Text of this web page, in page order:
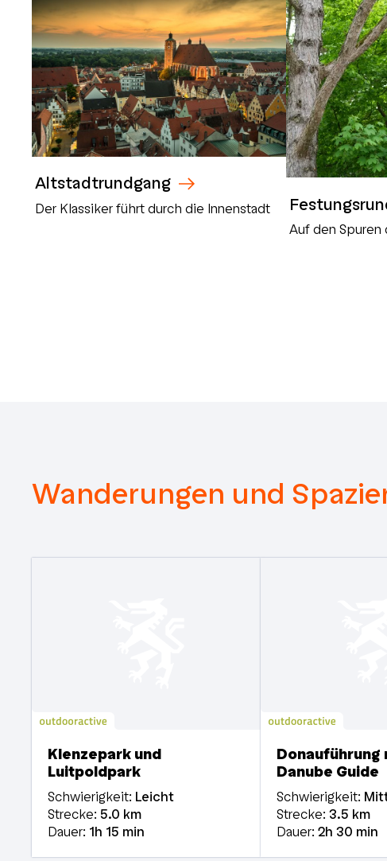
Altstadtrundgang
Der Klassiker führt durch die Innenstadt
Auf den Spuren
Wanderungen und
Klenzepark und
Luitpoldpark
Schwierigkeit: Leicht
Strecke: 5.0 km
Dauer: 1h 15 min
Donauführung
Danube Guide
Schwierigkeit:
Strecke: 3.5 km
Dauer: 2h30 min